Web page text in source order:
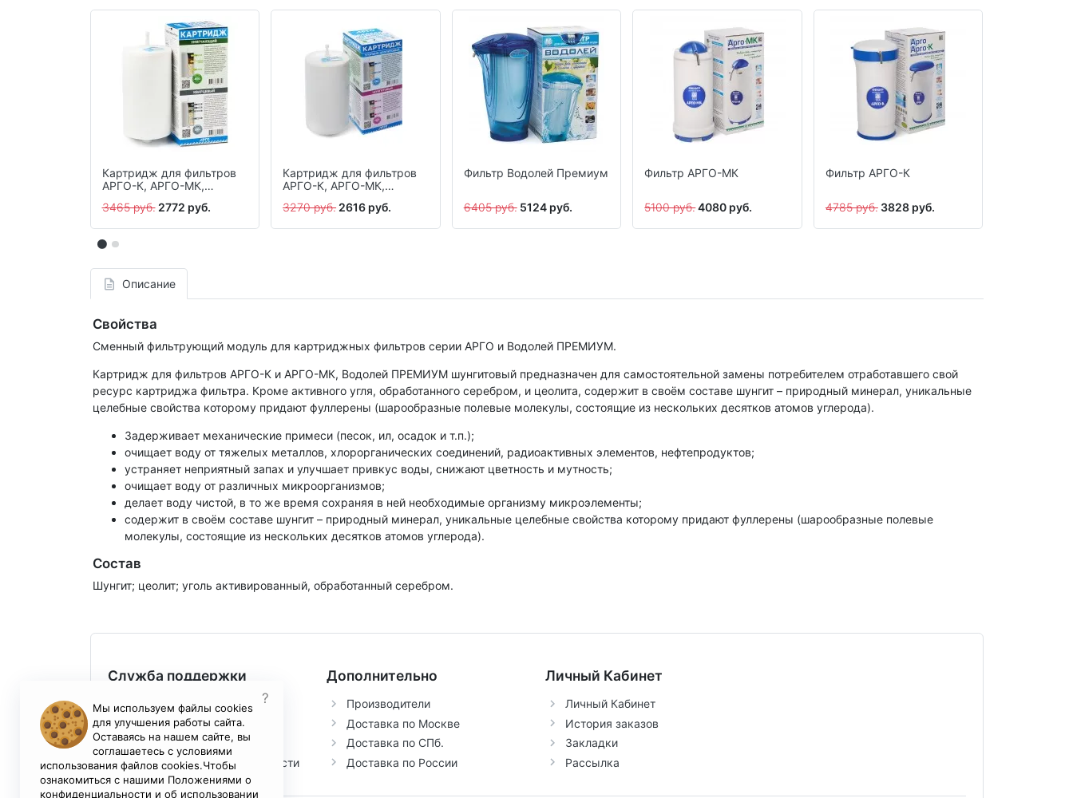
Картридж для фильтров
АРГО-К, АРГО-МК,
кварцевый
3465 руб. 2772 руб.
Картридж для фильтров
АРГО-К, АРГО-МК,
угольно-цеолитовый
3270 руб. 2616 руб.
Фильтр Водолей Премиум
6405 руб. 5124 руб.
Фильтр АРГО-МК
5100 руб.4080 руб.
Фильтр АРГО-К
4785 руб. 3828 руб.
Описание
Свойства
Сменный фильтрующий модуль для картриджных фильтров серии АРГО и Водолей ПРЕМИУМ.
Картридж для фильтров АРГО-К и АРГО-МК, Водолей ПРЕМИУМ шунгитовый предназначен для самостоятельной замены потребителем отработавшего свой
ресурс картриджа фильтра. Кроме активного угля, обработанного серебром, и цеолита, содержит в своём составе шунгит – природный минерал, уникальные
целебные свойства которому придают фуллерены (шарообразные полевые молекулы, состоящие из нескольких десятков атомов углерода).
Задерживает механические примеси (песок, ил, осадок и т.п.);
очищает воду от тяжелых металлов, хлорорганических соединений, радиоактивных элементов, нефтепродуктов;
устраняет неприятный запах и улучшает привкус воды, снижают цветность и мутность;
очищает воду от различных микроорганизмов;
делает воду чистой, в то же время сохраняя в ней необходимые организму микроэлементы;
содержит в своём составе шунгит – природный минерал, уникальные целебные свойства которому придают фуллерены (шарообразные полевые
молекулы, состоящие из нескольких десятков атомов углерода).
Состав
Шунгит; цеолит; уголь активированный, обработанный серебром.
Служба поддержки
Контакты
Возврат товара
Условия соглашения
Политика конфиденциальности
Дополнительно
Производители
Доставка по Москве
Доставка по СПб.
Доставка по России
Личный Кабинет
Личный Кабинет
История заказов
Закладки
Рассылка
Мы используем файлы cookies
для улучшения работы сайта.
Оставаясь на нашем сайте, вы
соглашаетесь с условиями
использования файлов cookies.Чтобы
ознакомиться с нашими Положениями о
конфиденциальности и об использовании
?